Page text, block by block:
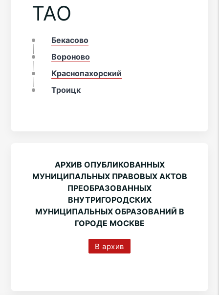
ТАО
Бекасово
Вороново
Краснопахорский
Троицк
АРХИВ ОПУБЛИКОВАННЫХ
МУНИЦИПАЛЬНЫХ ПРАВОВЫХ АКТОВ
ПРЕОБРАЗОВАННЫХ
ВНУТРИГОРОДСКИХ
МУНИЦИПАЛЬНЫХ ОБРАЗОВАНИЙ В
ГОРОДЕ МОСКВЕ
В архив